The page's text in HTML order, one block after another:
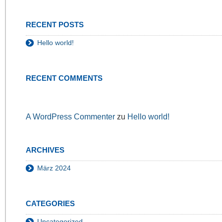
RECENT POSTS
Hello world!
RECENT COMMENTS
A WordPress Commenter zu Hello world!
ARCHIVES
März 2024
CATEGORIES